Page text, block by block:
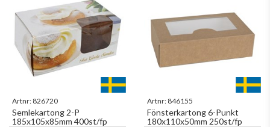
Artnr: 826720
Semlekartong 2-P
185x105x85mm 400st/fp
Artnr: 846155
Fönsterkartong 6-Punkt
180x110x50mm 250st/fp